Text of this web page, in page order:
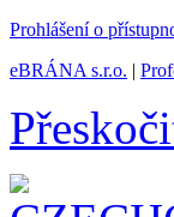
Prohlášení o
eBRÁNA s.r.o. |